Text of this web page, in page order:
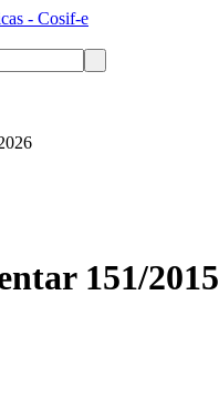
151/2015